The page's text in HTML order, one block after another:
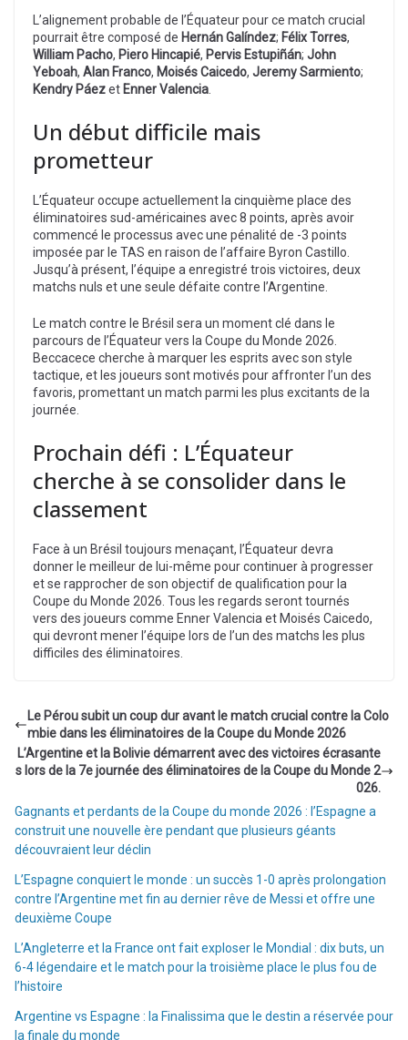
L’alignement probable de l’Équateur pour ce match crucial
pourrait être composé de Hernán Galíndez; Félix Torres,
William Pacho, Piero Hincapié, Pervis Estupiñán; John
Yeboah, Alan Franco, Moisés Caicedo, Jeremy Sarmiento;
Kendry Páezet Enner Valencia
Un début difficile mais
prometteur
L’Équateur occupe actuellement la cinquième place des
éliminatoires sud-américaines avec 8 points, après avoir
commencé le processus avec une pénalité de -3 points
imposée par le TAS en raison de l’affaire Byron Castillo.
Jusqu’à présent, l’équipe a enregistré trois victoires, deux
matchs nuls et une seule défaite contre l’Argentine.
Le match contre le Brésil sera un moment clé dans le
parcours de l’Équateur vers la Coupe du Monde 2026.
Beccacece cherche à marquer les esprits avec son style
tactique, et les joueurs sont motivés pour affronter l’un des
favoris, promettant un match parmi les plus excitants de la
journée.
Prochain défi : L’Équateur
cherche à se consolider dans le
classement
Face à un Brésil toujours menaçant, l’Équateur devra
donner le meilleur de lui-même pour continuer à progresser
et se rapprocher de son objectif de qualification pour la
Coupe du Monde 2026. Tous les regards seront tournés
vers des joueurs comme Enner Valencia et Moisés Caicedo,
qui devront mener l’équipe lors de l’un des matchs les plus
difficiles des éliminatoires.
Le Pérou subit un coup dur avant le match crucial contre la Colo
mbie dans les éliminatoires de la Coupe du Monde 2026
L’Argentine et la Bolivie démarrent avec des victoires écrasante
s lors de la 7e journée des éliminatoires de la Coupe du Monde 2
026.
Gagnants et perdants de la Coupe du monde 2026 : l’Espagne a
construit une nouvelle ère pendant que plusieurs géants
découvraient leur déclin
L’Espagne conquiert le monde : un succès 1-0 après prolongation
contre l’Argentine met fin au dernier rêve de Messi et offre une
deuxième Coupe
L’Angleterre et la France ont fait exploser le Mondial : dix buts, un
6-4 légendaire et le match pour la troisième place le plus fou de
l’histoire
Argentine vs Espagne : la Finalissima que le destin a réservée pour
la finale du monde